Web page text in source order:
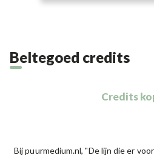
Beltegoed credits
Credits
Bij puurmedium.nl, "De lijn die er